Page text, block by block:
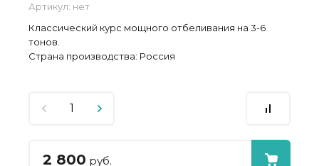
Артикул: нет
Классический курс мощного отбеливания на 3-6
тонов.
Страна производства: Россия
2 800 руб.